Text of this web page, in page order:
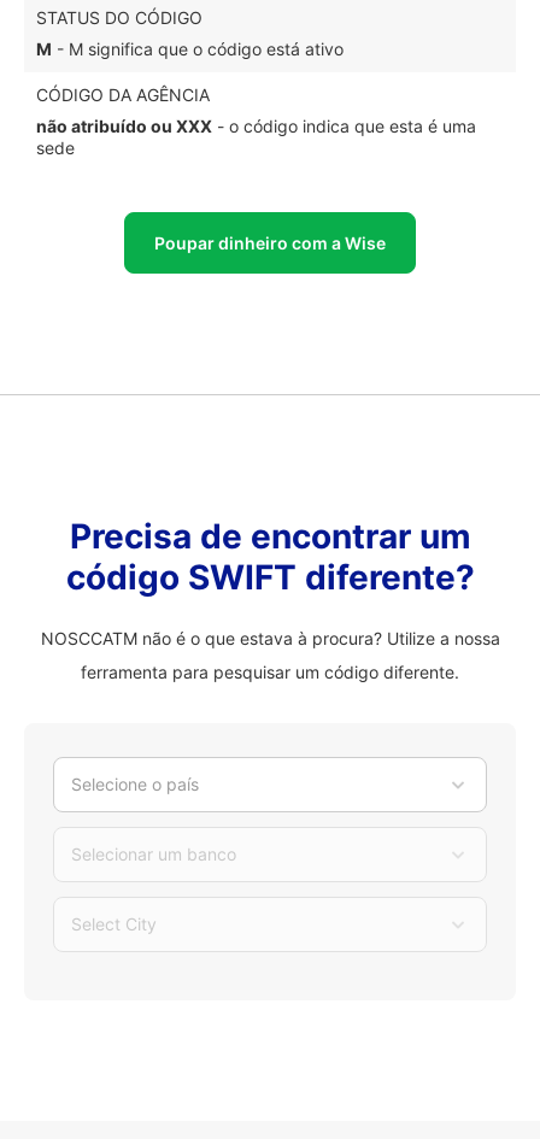
STATUS DO CÓDIGO
M - M significa que o código está ativo
CÓDIGO DA AGÊNCIA
não atribuído ou XXX - o código indica que esta é uma
sede
Poupar dinheiro com a Wise
Precisa de encontrar um
código SWIFT diferente?
NOSCCATM não é o que estava à procura? Utilize a nossa
ferramenta para pesquisar um código diferente.
Selecione o país
Selecionar um banco
Select City